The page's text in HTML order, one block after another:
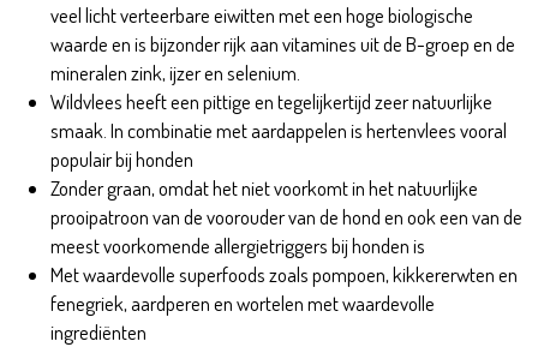
veel licht verteerbare eiwitten met een hoge biologische
waarde en is bijzonder rijk aan vitamines uit de B-groep en de
mineralen zink, ijzer en selenium.
Wildvlees heeft een pittige en tegelijkertijd zeer natuurlijke
smaak. In combinatie met aardappelen is hertenvlees vooral
populair bij honden
Zonder graan, omdat het niet voorkomt in het natuurlijke
prooipatroon van de voorouder van de hond en ook een van de
meest voorkomende allergietriggers bij honden is
Met waardevolle superfoods zoals pompoen, kikkererwten en
fenegriek, aardperen en wortelen met waardevolle
ingrediënten